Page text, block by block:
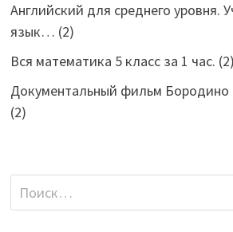
Английский для среднего уровня.
язык… (2)
Вся математика 5 класс за 1 час. (2)
Документальный фильм Бородино
(2)
Найти: